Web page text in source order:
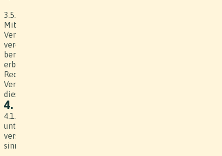
3.5. Verstösst der Kunde gegen die von ihm übernommenen
Mitwirkungspflichten (z.B. Einhaltung von Terminen, zur
Verfügung stellen von Ressourcen o.ä.) oder gegen die
vereinbarten Auftragsbedingungen, ist der Produzent
berechtigt, sofort vom Vertrag zurücktreten und alle
erbrachten Leistungen zzgl. 30 % des Werkpreises in
Rechnung zu stellen. Der Rücktritt des Produzenten ohne
Verschulden des Kunden ist jederzeit möglich, ohne dass
dieser daraus Ansprüche ableiten kann.
4. Gefahrentragung und Versicherung
4.1. Der Produzent schliesst eine Versicherung für alle
unter seiner Verantwortung stehenden Belange und
versichert diese, soweit gesetzlich vorgesehen oder
sinnvoll, wie: